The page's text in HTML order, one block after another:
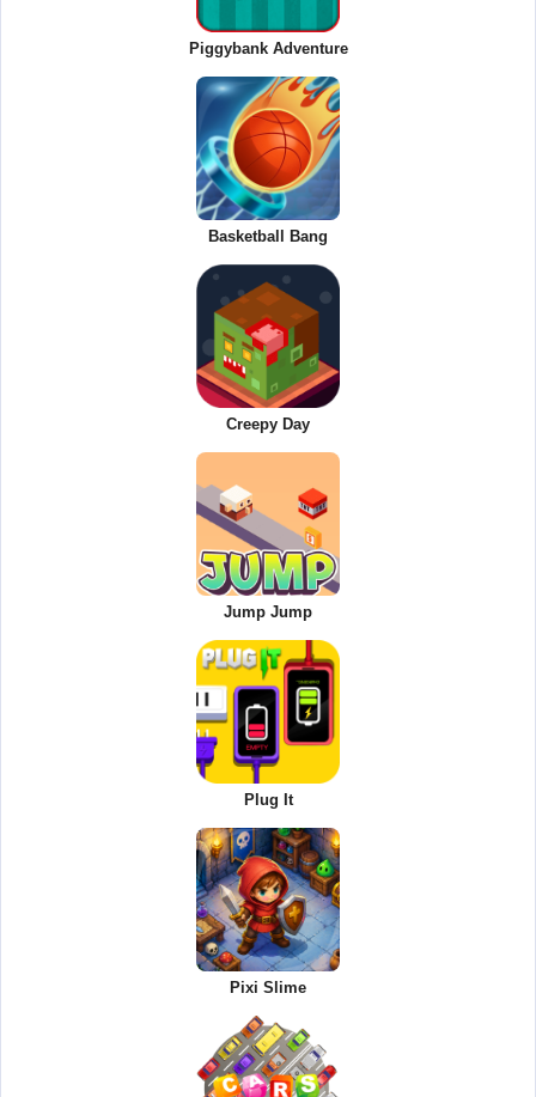
Piggybank Adventure
Basketball Bang
Creepy Day
Jump Jump
Plug It
Pixi Slime